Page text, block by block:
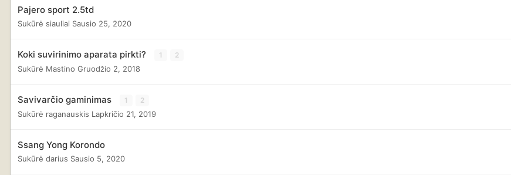
Pajero sport 2.5td
Sukūrė siauliai Sausio 25, 2020
Koki suvirinimo aparata pirkti? 1 2
Sukūrė Mastino Gruodžio 2, 2018
Savivarčio gaminimas 1 2
Sukūrė raganauskis Lapkričio 21, 2019
Ssang Yong Korondo
Sukūrė darius Sausio 5, 2020